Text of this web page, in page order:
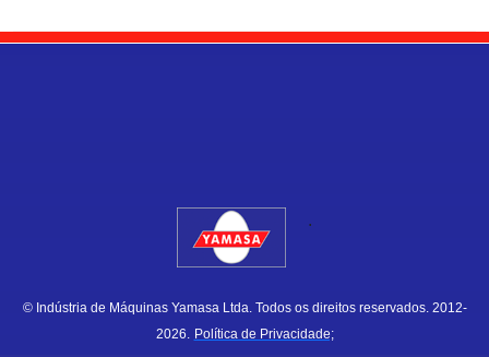
.
© Indústria de Máquinas Yamasa Ltda. Todos os direitos reservados. 2012-
2026. Política de Privacidade;